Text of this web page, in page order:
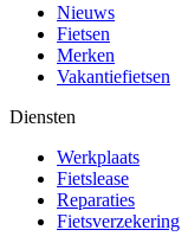
Nieuws
Fietsen
Merken
Vakantiefietsen
Diensten
Werkplaats
Fietslease
Reparaties
Fietsverzekering